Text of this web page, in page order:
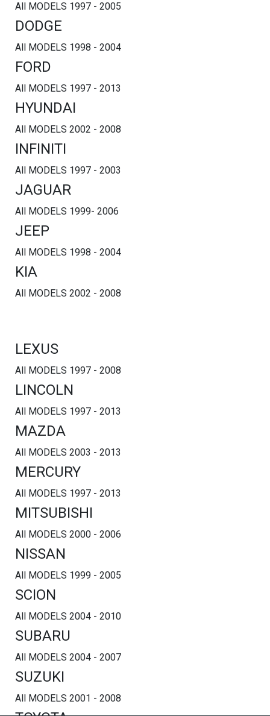
All MODELS 1997 - 2005
DODGE
All MODELS 1998 - 2004
FORD
All MODELS 1997 - 2013
HYUNDAI
All MODELS 2002 - 2008
INFINITI
All MODELS 1997 - 2003
JAGUAR
All MODELS 1999- 2006
JEEP
All MODELS 1998 - 2004
KIA
All MODELS 2002 - 2008
LEXUS
All MODELS 1997 - 2008
LINCOLN
All MODELS 1997 - 2013
MAZDA
All MODELS 2003 - 2013
MERCURY
All MODELS 1997 - 2013
MITSUBISHI
All MODELS 2000 - 2006
NISSAN
All MODELS 1999 - 2005
SCION
All MODELS 2004 - 2010
SUBARU
All MODELS 2004 - 2007
SUZUKI
All MODELS 2001 - 2008